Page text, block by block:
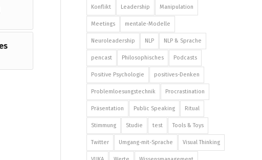
Konflikt Leadership Manipulation
Meetings mentale-Modelle
Neuroleadership NLP NLP & Sprache
pencast Philosophisches Podcasts
Positive Psychologie positives-Denken
Problemloesungstechnik Procrastination
Präsentation Public Speaking Ritual
Stimmung Studie test Tools & Toys
Twitter Umgang-mit-Sprache Visual Thinking